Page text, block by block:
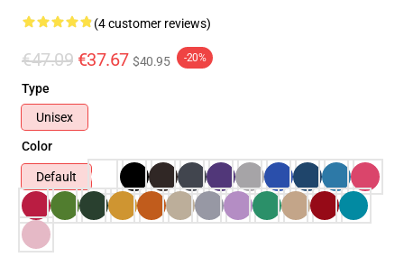
(4 customer reviews)
€47.09 €37.67 $40.95 -20%
Type
Unisex
Color
Default